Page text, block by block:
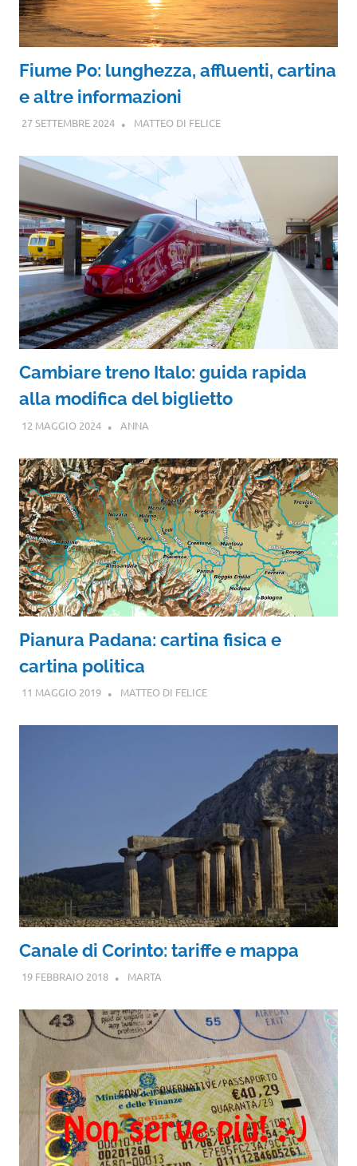
Fiume Po: lunghezza, affluenti, cartina
e altre informazioni
27 SETTEMBRE 2024 MATTEO DI FELICE
Cambiare treno Italo: guida rapida
alla modifica del biglietto
12 MAGGIO 2024 ANNA
Pianura Padana: cartina fisica e
cartina politica
11 MAGGIO 2019 MATTEO DI FELICE
Canale di Corinto: tariffe e mappa
19 FEBBRAIO 2018 MARTA